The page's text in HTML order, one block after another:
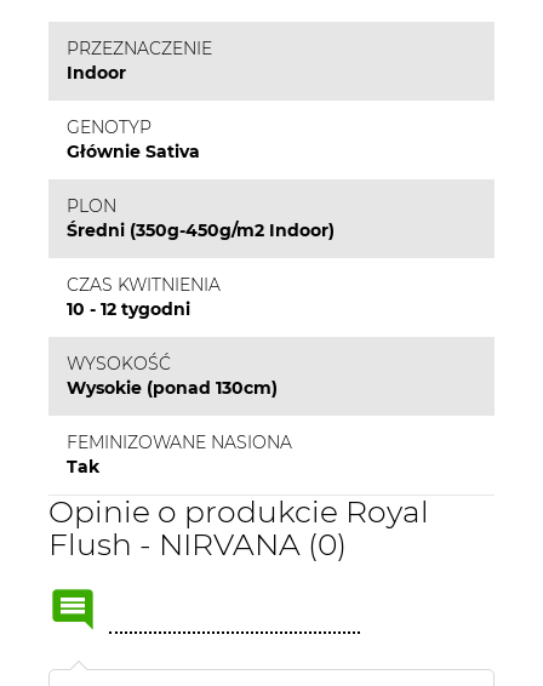
PRZEZNACZENIE
Indoor
GENOTYP
Głównie Sativa
PLON
Średni (350g-450g/m2 Indoor)
CZAS KWITNIENIA
10 - 12 tygodni
WYSOKOŚĆ
Wysokie (ponad 130cm)
FEMINIZOWANE NASIONA
Tak
Opinie o produkcie Royal
Flush - NIRVANA (0)